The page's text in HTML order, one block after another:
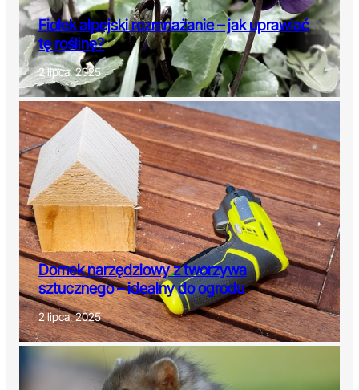
Fiołek alpejski rozmnażanie – jak uprawiać
tę roślinę?
2 lipca, 2025
Domek narzędziowy z tworzywa
sztucznego – idealny do ogrodu
2 lipca, 2025